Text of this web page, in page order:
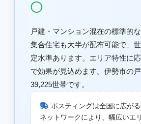
◯
戸建・マンション混在の標準的な
集合住宅も大半が配布可能で、
定水準あります。エリア特性に
で効果が見込めます。伊勢市の
39,225世帯です。
ポスティングは全国に広が
ネットワークにより、幅広いエ